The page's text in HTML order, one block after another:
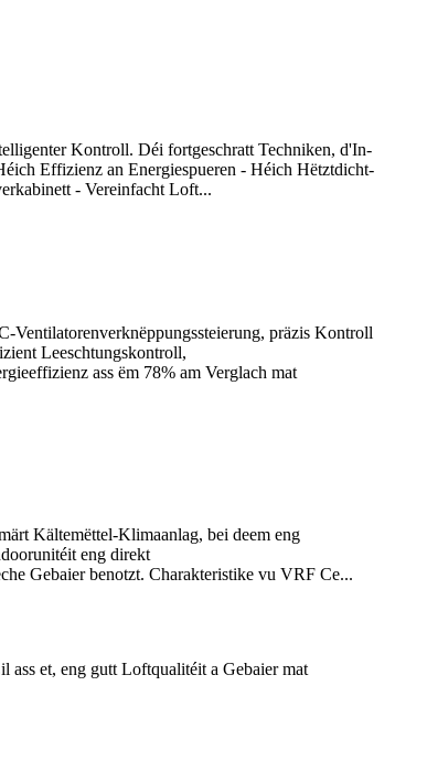
Kontroll. Déi fortgeschratt Techniken, d'In-
Effizienz an Energiespueren - Héich Hëtztdicht-
- Vereinfacht Loft...
präzis Kontroll
Leeschtungskontroll,
ass ëm 78% am Verglach mat
Kältemëttel-Klimaanlag, bei deem eng
eng direkt
Gebaier benotzt. Charakteristike vu VRF Ce...
et, eng gutt Loftqualitéit a Gebaier mat